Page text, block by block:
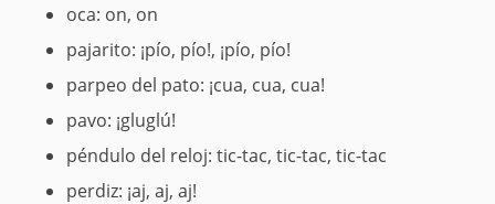
oca: on, on
pajarito: ¡pío, pío!, ¡pío, pío!
parpeo del pato: ¡cua, cua, cua!
pavo: ¡gluglú!
péndulo del reloj: tic-tac, tic-tac, tic-tac
perdiz: ¡aj, aj, aj!